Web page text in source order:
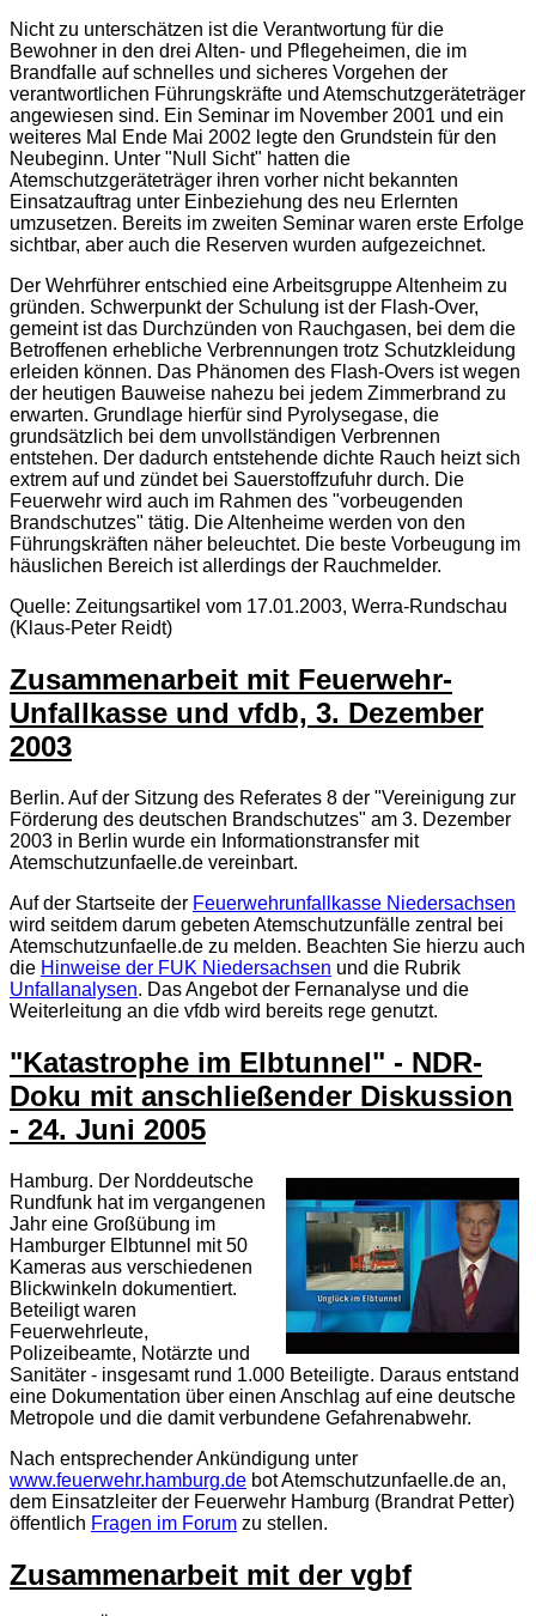
Nicht zu unterschätzen ist die Verantwortung für die
Bewohner in den drei Alten- und Pflegeheimen, die im
Brandfalle auf schnelles und sicheres Vorgehen der
verantwortlichen Führungskräfte und Atemschutzgeräteträger
angewiesen sind. Ein Seminar im November 2001 und ein
weiteres Mal Ende Mai 2002 legte den Grundstein für den
Neubeginn. Unter "Null Sicht" hatten die
Atemschutzgeräteträger ihren vorher nicht bekannten
Einsatzauftrag unter Einbeziehung des neu Erlernten
umzusetzen. Bereits im zweiten Seminar waren erste Erfolge
sichtbar, aber auch die Reserven wurden aufgezeichnet.
Der Wehrführer entschied eine Arbeitsgruppe Altenheim zu
gründen. Schwerpunkt der Schulung ist der Flash-Over,
gemeint ist das Durchzünden von Rauchgasen, bei dem die
Betroffenen erhebliche Verbrennungen trotz Schutzkleidung
erleiden können. Das Phänomen des Flash-Overs ist wegen
der heutigen Bauweise nahezu bei jedem Zimmerbrand zu
erwarten. Grundlage hierfür sind Pyrolysegase, die
grundsätzlich bei dem unvollständigen Verbrennen
entstehen. Der dadurch entstehende dichte Rauch heizt sich
extrem auf und zündet bei Sauerstoffzufuhr durch. Die
Feuerwehr wird auch im Rahmen des "vorbeugenden
Brandschutzes" tätig. Die Altenheime werden von den
Führungskräften näher beleuchtet. Die beste Vorbeugung im
häuslichen Bereich ist allerdings der Rauchmelder.
Quelle: Zeitungsartikel vom 17.01.2003, Werra-Rundschau
(Klaus-Peter Reidt)
Zusammenarbeit mit Feuerwehr-
Unfallkasse und vfdb, 3. Dezember
2003
Berlin. Auf der Sitzung des Referates 8 der "Vereinigung zur
Förderung des deutschen Brandschutzes" am 3. Dezember
2003 in Berlin wurde ein Informationstransfer mit
Atemschutzunfaelle.de vereinbart.
Auf der Startseite der Feuerwehrunfallkasse Niedersachsen
wird seitdem darum gebeten Atemschutzunfälle zentral bei
Atemschutzunfaelle.de zu melden. Beachten Sie hierzu auch
die Hinweise der FUK Niedersachsen und die Rubrik
Unfallanalysen. Das Angebot der Fernanalyse und die
Weiterleitung an die vfdb wird bereits rege genutzt.
"Katastrophe im Elbtunnel" - NDR-
Doku mit anschließender Diskussion
- 24. Juni 2005
Hamburg. Der Norddeutsche
Rundfunk hat im vergangenen
Jahr eine Großübung im
Hamburger Elbtunnel mit 50
Kameras aus verschiedenen
Blickwinkeln dokumentiert.
Beteiligt waren
Feuerwehrleute,
Polizeibeamte, Notärzte und
Sanitäter - insgesamt rund 1.000 Beteiligte. Daraus entstand
eine Dokumentation über einen Anschlag auf eine deutsche
Metropole und die damit verbundene Gefahrenabwehr.
Nach entsprechender Ankündigung unter
www.feuerwehr.hamburg.de bot Atemschutzunfaelle.de an,
dem Einsatzleiter der Feuerwehr Hamburg (Brandrat Petter)
öffentlich Fragen im Forum zu stellen.
Zusammenarbeit mit der vgbf